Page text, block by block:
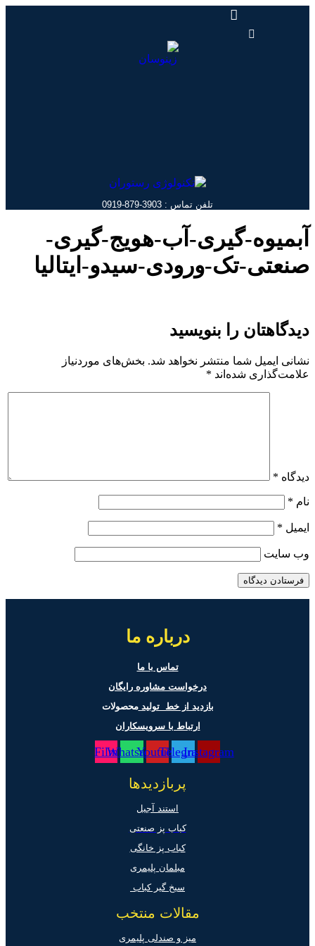
تلفن تماس : 3903-879-0919
آبمیوه-گیری-آب-هویج-گیری-
صنعتی-تک-ورودی-سیدو-ایتالیا
دیدگاهتان را بنویسید
نشانی ایمیل شما منتشر نخواهد شد. بخش‌های موردنیاز
علامت‌گذاری شده‌اند *
دیدگاه *
نام *
ایمیل *
وب‌ سایت
درباره ما
تماس با ما
درخواست مشاوره رایگان
بازدید از خط تولیدمحصولات
ارتباط با سرویسکاران
Instagram
Telegram
Youtube
Whatsapp
Film
پربازدیدها
استند آجیل
کباب پز صنعتی
کباب پز خانگی
مبلمان پلیمری
سیخ گیر کباب
مقالات منتخب
میز و صندلی پلیمری